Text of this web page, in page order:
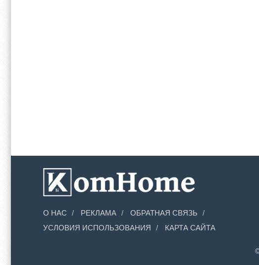
О НАС РЕКЛАМА
ОБРАТНАЯ СВЯЗЬ
УСЛОВИЯ ИСПОЛЬЗОВАНИЯ
КАРТА САЙТА